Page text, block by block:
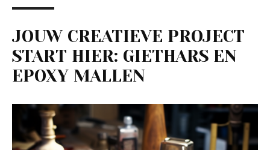
JOUW CREATIEVE PROJECT
START HIER: GIETHARS EN
EPOXY MALLEN